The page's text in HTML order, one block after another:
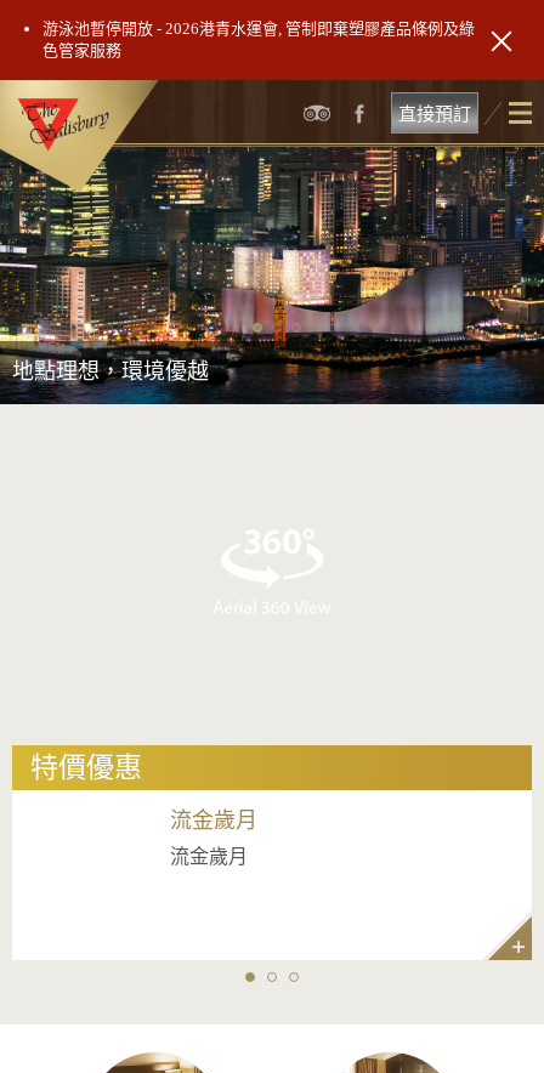
游泳池暫停開放 - 2026港青水運會, 管制即棄塑膠產品條例及綠
色管家服務
直接預訂
地點理想，環境優越
特價優惠
流金歲月
流金歲月
官網額外10項禮遇
透過我們的官網預訂連續三晚住房 ，可享額外10項
綠色環保住房優惠
預訂綠色環保住房優惠，我們將